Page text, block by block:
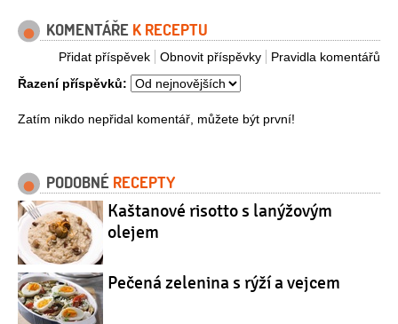
KOMENTÁŘE K RECEPTU
Pravidla komentářů
Obnovit příspěvky
Přidat příspěvek
Řazení příspěvků:
Zatím nikdo nepřidal komentář, můžete být první!
PODOBNÉ RECEPTY
Kaštanové risotto s lanýžovým
olejem
Pečená zelenina s rýží a vejcem